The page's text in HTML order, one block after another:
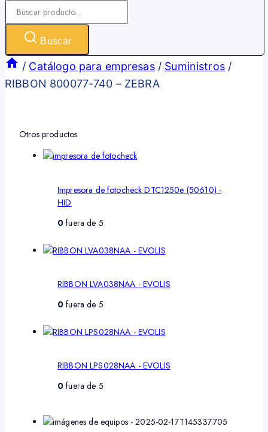
Buscar
/ Catálogo para empresas / Suministros /
RIBBON 800077-740 – ZEBRA
Otros productos
Impresora de fotocheck DTC1250e (50610) -
HID
0 fuera de 5
RIBBON LVA038NAA - EVOLIS
0 fuera de 5
RIBBON LPS028NAA - EVOLIS
0 fuera de 5